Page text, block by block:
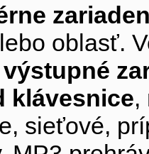
oblasť.
klávesnice,
sieťové,